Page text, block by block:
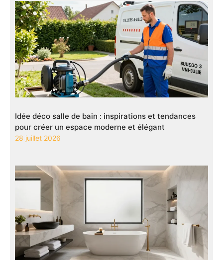
Idée déco salle de bain : inspirations et tendances
pour créer un espace moderne et élégant
28 juillet 2026